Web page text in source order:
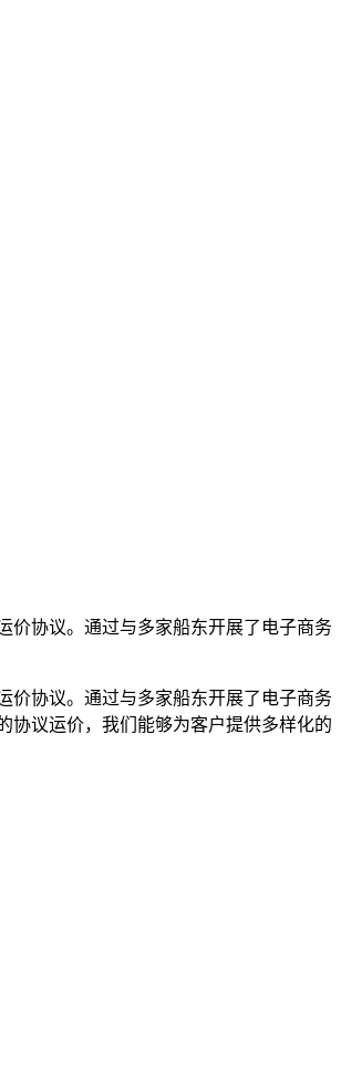
价协议。通过与多家船东开展了电子商务
价协议。通过与多家船东开展了电子商务
协议运价，我们能够为客户提供多样化的